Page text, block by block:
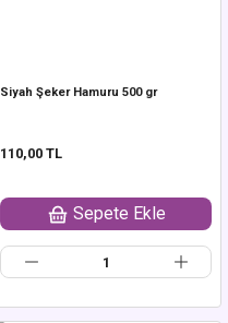
Siyah Şeker Hamuru 500 gr
110,00 TL
Sepete Ekle